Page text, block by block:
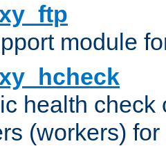
module
health check
(workers) for